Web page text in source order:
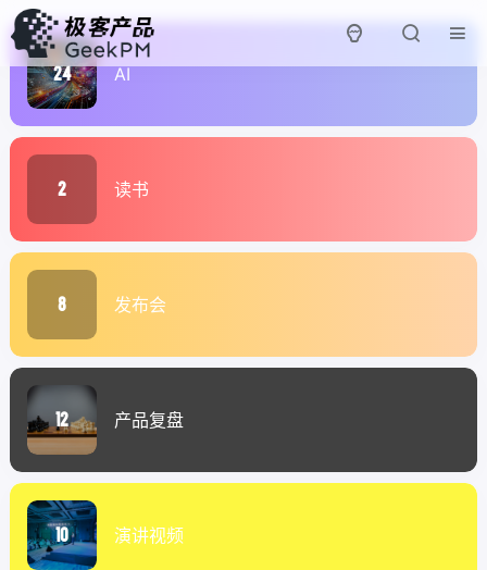
24 AI
2 读书
8 发布会
12 产品复盘
10 演讲视频